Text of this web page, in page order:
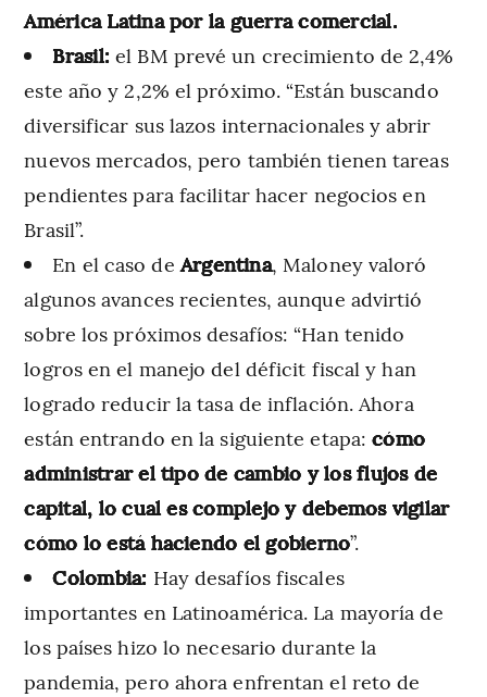
América Latina por la guerra comercial.
Brasil: el BM prevé un crecimiento de 2,4%
este año y 2,2% el próximo. “Están buscando
diversificar sus lazos internacionales y abrir
nuevos mercados, pero también tienen tareas
pendientes para facilitar hacer negocios en
Brasil”.
En el caso deArgentina, Maloney valoró
algunos avances recientes, aunque advirtió
sobre los próximos desafíos: “Han tenido
logros en el manejo del déficit fiscal y han
logrado reducir la tasa de inflación. Ahora
están entrando en la siguiente etapa:cómo
administrar el tipo de cambio y los flujos de
capital, lo cual es complejo y debemos vigilar
cómo lo está haciendo el gobierno”.
Colombia: Hay desafíos fiscales
importantes en Latinoamérica. La mayoría de
los países hizo lo necesario durante la
pandemia, pero ahora enfrentan el reto de